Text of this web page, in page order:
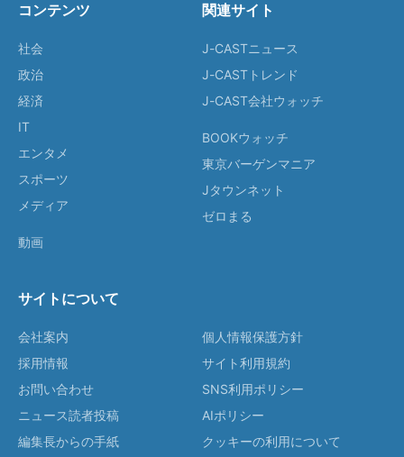
コンテンツ
社会
政治
経済
IT
エンタメ
スポーツ
メディア
動画
関連サイト
J-CASTニュース
J-CASTトレンド
J-CAST会社ウォッチ
BOOKウォッチ
東京バーゲンマニア
Jタウンネット
ゼロまる
サイトについて
会社案内
採用情報
お問い合わせ
ニュース読者投稿
編集長からの手紙
個人情報保護方針
サイト利用規約
SNS利用ポリシー
AIポリシー
クッキーの利用について